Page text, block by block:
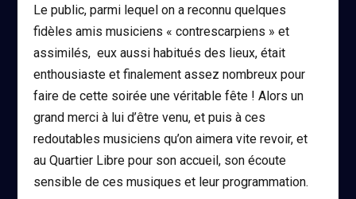
Le public, parmi lequel on a reconnu quelques
fidèles amis musiciens « contrescarpiens » et
assimilés, eux aussi habitués des lieux, était
enthousiaste et finalement assez nombreux pour
faire de cette soirée une véritable fête ! Alors un
grand merci à lui d’être venu, et puis à ces
redoutables musiciens qu’on aimera vite revoir, et
au Quartier Libre pour son accueil, son écoute
sensible de ces musiques et leur programmation.